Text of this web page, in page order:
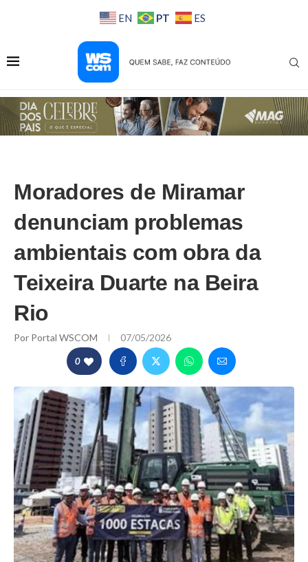
EN PT ES
Moradores de Miramar
denunciam problemas
ambientais com obra da
Teixeira Duarte na Beira
Rio
Por Portal WSCOM 07/05/2026
0